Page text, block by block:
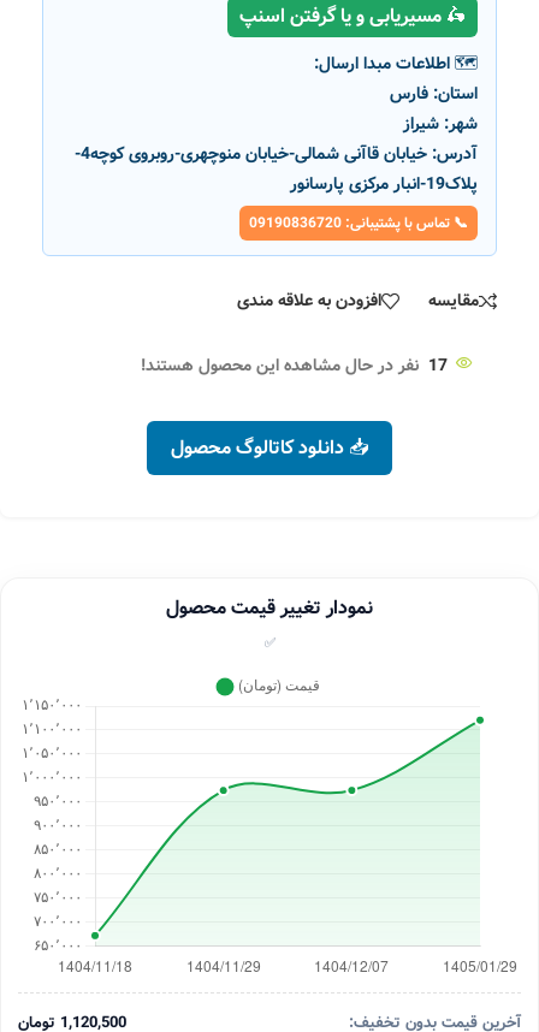
🛵 مسیریابی و یا گرفتن اسنپ
🗺️ اطلاعات مبدا ارسال:
استان: فارس
شهر: شیراز
آدرس:
خیابان قاآنی شمالی-خیابان منوچهری-روبروی کوچه4-
پلاک19-انبار مرکزی پارسانور
📞 تماس با پشتیبانی: 09190836720
مقایسه افزودن به علاقه مندی
17 نفر در حال مشاهده این محصول هستند!
📥 دانلود کاتالوگ محصول
نمودار تغییر قیمت محصول
✅
آخرین قیمت بدون تخفیف: 1,120,500 تومان